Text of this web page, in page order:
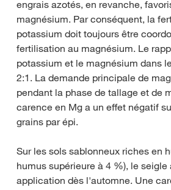
engrais azotés, en revanche,
magnésium. Par conséquent, la
potassium doit toujours être
fertilisation au magnésium. Le
potassium et le magnésium dans
2:1. La demande principale de
pendant la phase de tallage et de
carence en Mg a un effet négatif
grains par épi.
Sur les sols sablonneux riches en
humus supérieure à 4 %), le
application dès l'automne. Une